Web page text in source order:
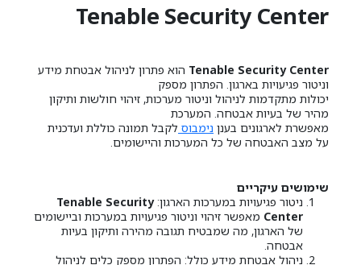
Tenable Security Center
Tenable Security Center הוא פתרון לניהול אבטחת מידע
וניטור פגיעויות בארגון. הפתרון מספק
יכולות מתקדמות לניהול וניטור מערכות, זיהוי חולשות ותיקון
מהיר של בעיות אבטחה. המערכת
מאפשרת לארגונים בענן נימבוס לקבל תמונה כוללת ועדכנית
על מצב האבטחה של כל המערכות והיישומים.
שימושים עיקריים
ניטור פגיעויות במערכות הארגון:Tenable Security
Center מאפשר זיהוי וניטור פגיעויות במערכות וביישומים
של הארגון, מה שמבטיח תגובה מהירה ותיקון בעיות
אבטחה.
ניהול אבטחת מידע כולל: הפתרון מספק כלים לניהול